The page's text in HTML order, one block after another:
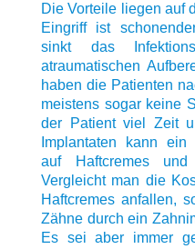
Die Vorteile liegen auf
Eingriff ist
sinkt das
atraumatischen
haben die Patienten
meistens sogar keine
der Patient viel Zeit
Implantaten kann ein
auf Haftcremes und
Vergleicht man die
Haftcremes anfallen,
Zähne durch ein
Es sei aber immer